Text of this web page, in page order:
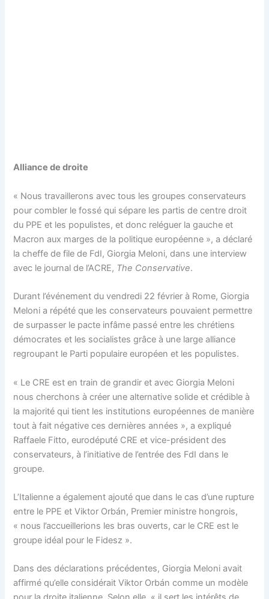
Alliance de droite
« Nous travaillerons avec tous les groupes conservateurs
pour combler le fossé qui sépare les partis de centre droit
du PPE et les populistes, et donc reléguer la gauche et
Macron aux marges de la politique européenne », a déclaré
la cheffe de file de FdI, Giorgia Meloni, dans une interview
avec le journal de l’ACRE, The Conservative.
Durant l’événement du vendredi 22 février à Rome, Giorgia
Meloni a répété que les conservateurs pouvaient permettre
de surpasser le pacte infâme passé entre les chrétiens
démocrates et les socialistes grâce à une large alliance
regroupant le Parti populaire européen et les populistes.
« Le CRE est en train de grandir et avec Giorgia Meloni
nous cherchons à créer une alternative solide et crédible à
la majorité qui tient les institutions européennes de manière
tout à fait négative ces dernières années », a expliqué
Raffaele Fitto, eurodéputé CRE et vice-président des
conservateurs, à l’initiative de l’entrée des FdI dans le
groupe.
L’Italienne a également ajouté que dans le cas d’une rupture
entre le PPE et Viktor Orbán, Premier ministre hongrois,
« nous l’accueillerions les bras ouverts, car le CRE est le
groupe idéal pour le Fidesz ».
Dans des déclarations précédentes, Giorgia Meloni avait
affirmé qu’elle considérait Viktor Orbán comme un modèle